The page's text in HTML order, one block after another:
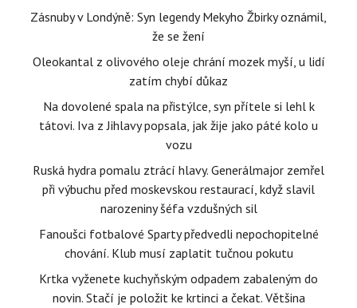
Zásnuby v Londýně: Syn legendy Mekyho Žbirky oznámil,
že se žení
Oleokantal z olivového oleje chrání mozek myší, u lidí
zatím chybí důkaz
Na dovolené spala na přistýlce, syn přítele si lehl k
tátovi. Iva z Jihlavy popsala, jak žije jako páté kolo u
vozu
Ruská hydra pomalu ztrácí hlavy. Generálmajor zemřel
při výbuchu před moskevskou restaurací, když slavil
narozeniny šéfa vzdušných sil
Fanoušci fotbalové Sparty předvedli nepochopitelné
chování. Klub musí zaplatit tučnou pokutu
Krtka vyženete kuchyňským odpadem zabaleným do
novin. Stačí je položit ke krtinci a čekat. Většina